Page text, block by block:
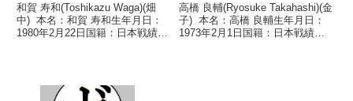
和賀 寿和(Toshikazu Waga)(畑
中) 本名：和賀 寿和生年月日：
1980年2月22日国籍：日本戦績：
2000/03/13 ○1...
高橋 良輔(Ryosuke Takahashi)(金
子) 本名：高橋 良輔生年月日：
1973年2月1日国籍：日本戦績：